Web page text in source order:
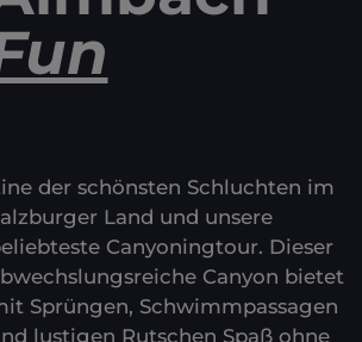
der schönsten Schluchten im
Land und unsere
Canyoningtour. Dieser
Canyon bietet
Sprüngen, Schwimmpassagen
lustigen Rutschen Spaß ohne